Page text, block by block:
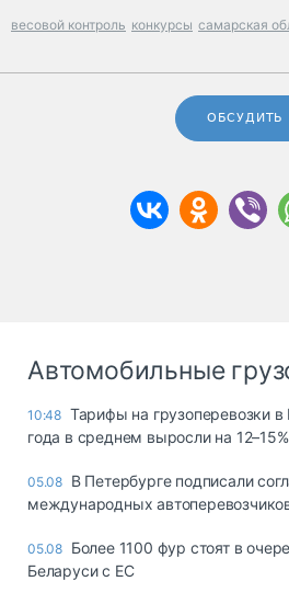
весовой контроль конкурсы самарская
ОБСУДИТЬ
Автомобильные
10:48 Тарифы на грузоперевозки
года в среднем выросли на 12–15%
05.08 В Петербурге подписали
международных
05.08 Более 1100 фур стоят в
Беларуси с ЕС